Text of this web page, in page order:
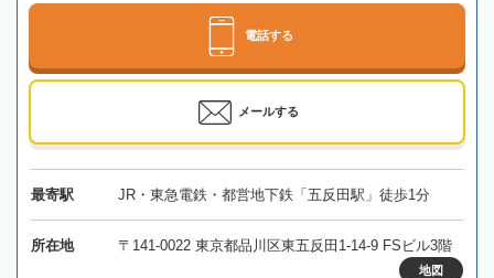
電話する
メールする
最寄駅 JR・東急電鉄・都営地下鉄「五反田駅」徒歩1分
所在地 〒141-0022 東京都品川区東五反田1-14-9 FSビル3階
地図